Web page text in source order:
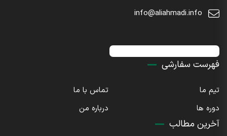
info@aliahmadi.info
فهرست سفارشی
تیم ما
تماس با ما
دوره ها
درباره من
آخرین مطالب